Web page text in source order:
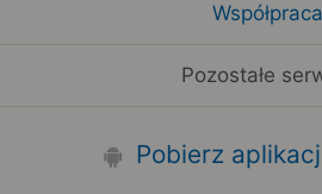
Współpraca
Pozostałe
Pobierz